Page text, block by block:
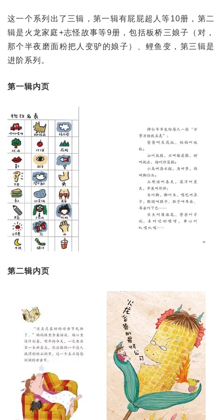
这一个系列出了三辑，第一辑有屁屁超人等10册，第二
辑是火龙家庭+志怪故事等9册，包括板桥三娘子（对，
那个半夜磨面粉把人变驴的娘子）、鲤鱼变，第三辑是
进阶系列。
第一辑内页
第二辑内页